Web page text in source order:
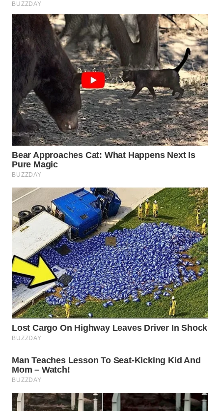
WAHANA
TANI
WAHANA
ADVOKAT
WAHANA
INFRASTRUKTUR
WAHANA
KONSUMEN
WAHANA
LISTRIK
WAHANA
TRAVEL
WAHANA
TV
WAHANANEWS
ID
WAHANANEWS
CO ID
WAHANANEWS
NET
WAHANA
SPORT
WAHANA